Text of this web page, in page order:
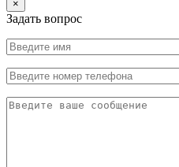
×
Задать вопрос